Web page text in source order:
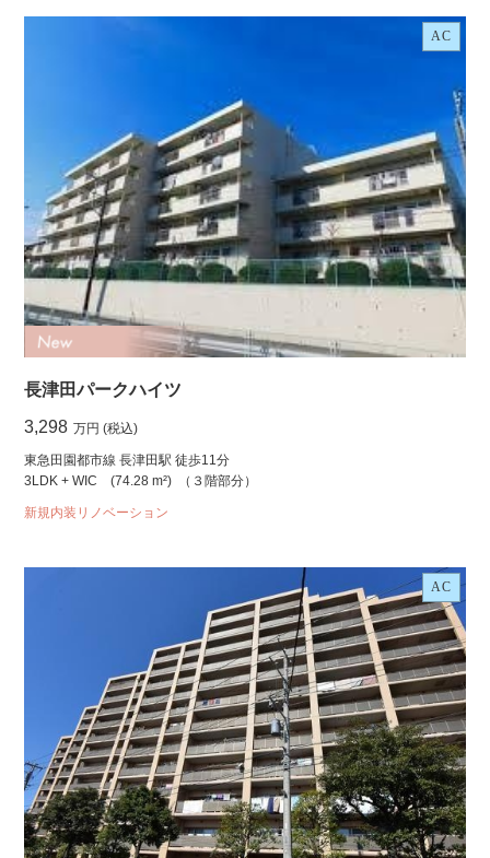
AC
長津田パークハイツ
3,298 万円 (税込)
東急田園都市線 長津田駅 徒歩11分
3LDK + WIC
(74.28 m²) （３階部分）
新規内装リノベーション
AC